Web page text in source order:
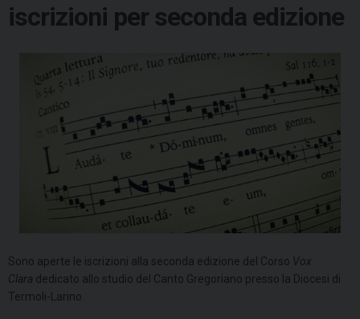
iscrizioni per seconda edizione
Sono aperte le iscrizioni alla seconda edizione del Corso Vox
Clara dedicato allo studio del Canto Gregoriano presso la Diocesi di
Termoli-Larino.